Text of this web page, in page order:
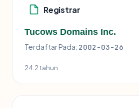
Registrar
Tucows Domains Inc.
Terdaftar Pada: 2002-03-26
24.2 tahun